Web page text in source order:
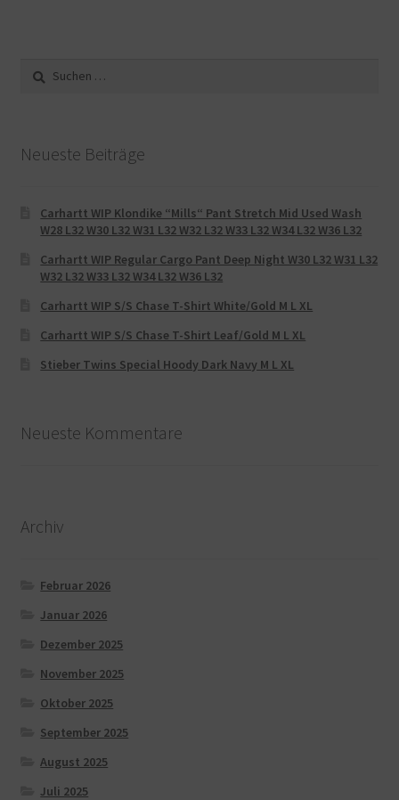
Suche
nach:
Neueste Beiträge
Carhartt WIP Klondike “Mills“ Pant Stretch Mid Used Wash
W28 L32 W30 L32 W31 L32 W32 L32 W33 L32 W34 L32 W36 L32
Carhartt WIP Regular Cargo Pant Deep Night W30 L32 W31 L32
W32 L32 W33 L32 W34 L32 W36 L32
Carhartt WIP S/S Chase T-Shirt White/Gold M L XL
Carhartt WIP S/S Chase T-Shirt Leaf/Gold M L XL
Stieber Twins Special Hoody Dark Navy M L XL
Neueste Kommentare
Archiv
Februar 2026
Januar 2026
Dezember 2025
November 2025
Oktober 2025
September 2025
August 2025
Juli 2025